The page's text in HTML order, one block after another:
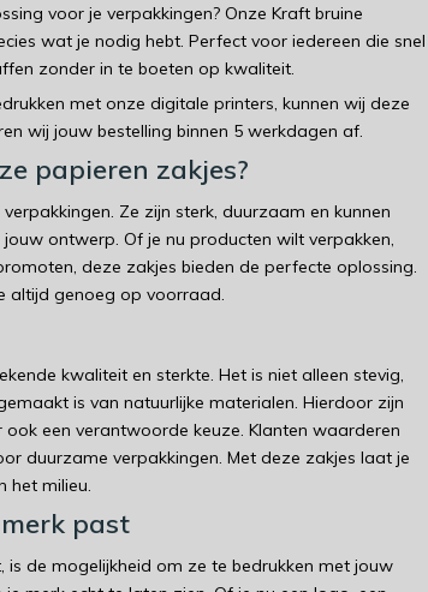
voor je verpakkingen? Onze Kraft bruine
wat je nodig hebt. Perfect voor iedereen die snel
zonder in te boeten op kwaliteit.
met onze digitale printers, kunnen wij deze
wij jouw bestelling binnen 5 werkdagen af.
papieren zakjes?
Ze zijn sterk, duurzaam en kunnen
ontwerp. Of je nu producten wilt verpakken,
deze zakjes bieden de perfecte oplossing.
altijd genoeg op voorraad.
kwaliteit en sterkte. Het is niet alleen stevig,
is van natuurlijke materialen. Hierdoor zijn
een verantwoorde keuze. Klanten waarderen
duurzame verpakkingen. Met deze zakjes laat je
het milieu.
past
de mogelijkheid om ze te bedrukken met jouw